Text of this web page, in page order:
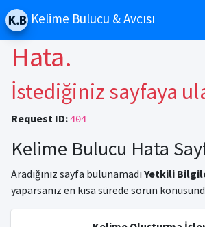
Kelime Bulucu & Avcısı
Hata.
İstediğiniz sayfaya
Request ID: 404
Kelime Bulucu Hata
Aradığınız sayfa bulunamadı Yetkili
yaparsanız en kısa sürede sorun